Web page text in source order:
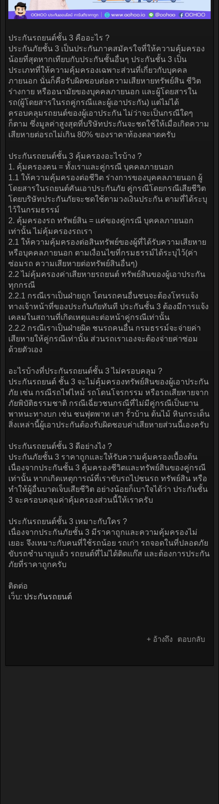
ประกันรถยนต์ชั้น 3 คืออะไร ?
ประกันภัยชั้น 3 เป็นประกันภาคสมัครใจที่ให้ความคุ้มครอง
น้อยที่สุดหากเทียบกับประกันชั้นอื่นๆ ประกันชั้น 3 เป็น
ประเภทที่ให้ความคุ้มครองเฉพาะส่วนที่เกี่ยวกับบุคคล
ภายนอก นั่นก็คือรับผิดชอบต่อความเสียหายทรัพย์สิน ชีวิต
ร่างกาย หรืออนามัยของบุคคลภายนอก และผู้โดยสารใน
รถ(ผู้โดยสารในรถคู่กรณีและผู้เอาประกัน) แต่ไม่ได้
ครอบคลุมรถยนต์ของผู้เอาประกัน ไม่ว่าจะเป็นกรณีใดๆ
ก็ตาม ซึ่งมูลค่าสูงสุดที่บริษัทประกันจะชดใช้ให้เมื่อเกิดความ
เสียหายต่อรถไม่เกิน 80% ของราคาท้องตลาดครับ
ประกันรถยนต์ชั้น 3 คุ้มครองอะไรบ้าง ?
1. คุ้มครองคน = ทั้งเราและคู่กรณี บุคคลภายนอก
1.1 ให้ความคุ้มครองต่อชีวิต ร่างการของบุคคลภายนอก ผู้
โดยสารในรถยนต์คันเอาประกันภัย คู่กรณีโดยกรณีเสียชีวิต
โดยบริษัทประกันภัยจะชดใช้ตามวงเงินประกัน ตามที่ได้ระบุ
ไว้ในกรมธรรม์
2. คุ้มครองรถ ทรัพย์สิน = แค่ของคู่กรณี บุคคลภายนอก
เท่านั้น ไม่คุ้มครองรถเรา
2.1 ให้ความคุ้มครองต่อสินทรัพย์ของผู้ที่ได้รับความเสียหาย
หรือบุคคลภายนอก ตามเงื่อนไขที่กรมธรรม์ได้ระบุไว้(ค่า
ซ่อมรถ ความเสียหายต่อทรัพย์สินอื่นๆ)
2.2 ไม่คุ้มครองค่าเสียหายรถยนต์ ทรัพย์สินของผู้เอาประกัน
ทุกกรณี
2.2.1 กรณีเราเป็นฝ่ายถูก โดนรถคนอื่นชนจะต้องโทรแจ้ง
ทางเจ้าหน้าที่ของประกันภัยทันที ประกันชั้น 3 ต้องมีการแจ้ง
เคลมในสถานที่เกิดเหตุและต่อหน้าคู่กรณีเท่านั้น
2.2.2 กรณีเราเป็นฝ่ายผิด ชนรถคนอื่น กรมธรรม์จะจ่ายค่า
เสียหายให้คู่กรณีเท่านั้น ส่วนรถเราเองจะต้องจ่ายค่าซ่อม
ด้วยตัวเอง
อะไรบ้างที่ประกันรถยนต์ชั้น 3 ไม่ครอบคลุม ?
ประกันรถยนต์ ชั้น 3 จะไม่คุ้มครองทรัพย์สินของผู้เอาประกัน
ภัย เช่น กรณีรถไฟไหม้ รถโดนโจรกรรม หรือรถเสียหายจาก
ภัยพิบัติธรรมชาติ กรณีเฉี่ยวชนกรณีที่ไม่มีคู่กรณีเป็นยาน
พาหนะทางบก เช่น ชนฟุตพาท เสา รั้วบ้าน ต้นไม้ หินกระเด็น
สิ่งเหล่านี้ผู้เอาประกันต้องรับผิดชอบค่าเสียหายส่วนนี้เองครับ
ประกันรถยนต์ชั้น 3 ดีอย่างไง ?
ประกันภัยชั้น 3 ราคาถูกและให้รับความคุ้มครองเบื้องต้น
เนื่องจากประกันชั้น 3 คุ้มครองชีวิตและทรัพย์สินของคู่กรณี
เท่านั้น หากเกิดเหตุการณ์ที่เราขับรถไปชนรถ ทรัพย์สิน หรือ
ทำให้ผู้อื่นบาดเจ็บเสียชีวิต อย่างน้อยก็เบาใจได้ว่า ประกันชั้น
3 จะครอบคลุมค่าคุ้มครองส่วนนี้ให้เราครับ
ประกันรถยนต์ชั้น 3 เหมาะกับใคร ?
เนื่องจากประกันภัยชั้น 3 มีราคาถูกและความคุ้มครองไม่
เยอะ จึงเหมาะกับคนที่ใช้รถน้อย รถเก่า รถจอดในที่ปลอดภัย
ขับรถชำนาญแล้ว รถยนต์ที่ไม่ได้ติดแก๊ส และต้องการประกัน
ภัยที่ราคาถูกครับ
ติดต่อ
เว็บ: ประกันรถยนต์
+ อ้างถึง ตอบกลับ